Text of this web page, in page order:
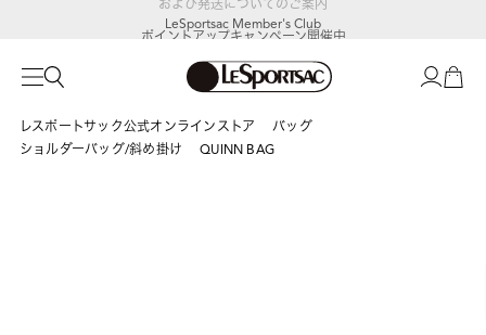
LeSportsac Member's Club
ポイントアップキャンペーン開催中
レスポートサック公式オンラインストア
バッグ
ショルダーバッグ/斜め掛け
QUINN BAG